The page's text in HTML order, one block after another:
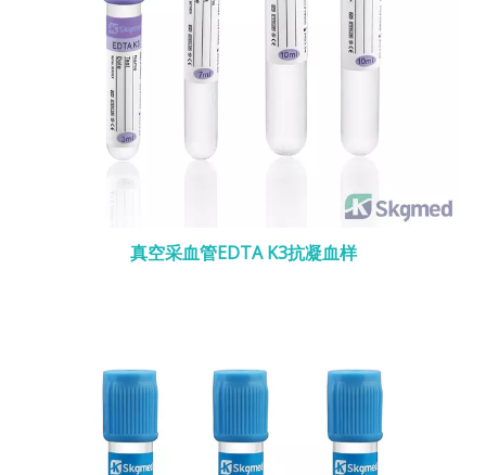
真空采血管EDTA K3抗凝血样